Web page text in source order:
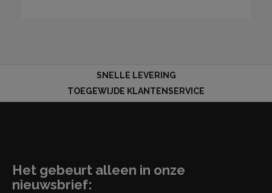
SNELLE LEVERING
TOEGEWIJDE KLANTENSERVICE
Het gebeurt alleen in onze
nieuwsbrief: